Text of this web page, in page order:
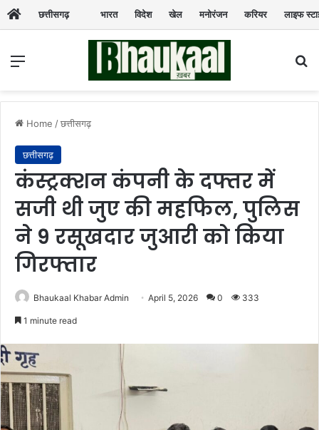
छत्तीसगढ़ भारत विदेश खेल मनोरंजन करियर लाइफ
Menu
Home /छत्तीसगढ़
छत्तीसगढ़
कंस्ट्रक्शन कंपनी के दफ्तर में
सजी थी जुए की महफिल, पुलिस
ने 9 रसूखदार जुआरी को किया
गिरफ्तार
Bhaukaal Khabar Admin April 5, 2026 0 333
1 minute read